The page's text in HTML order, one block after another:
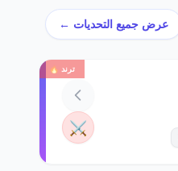
عرض جميع التحديات ←
ترند 🔥
⚔️